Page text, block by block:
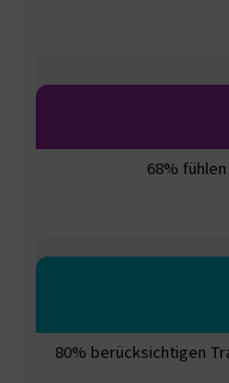
68%
80% berücksichtigen